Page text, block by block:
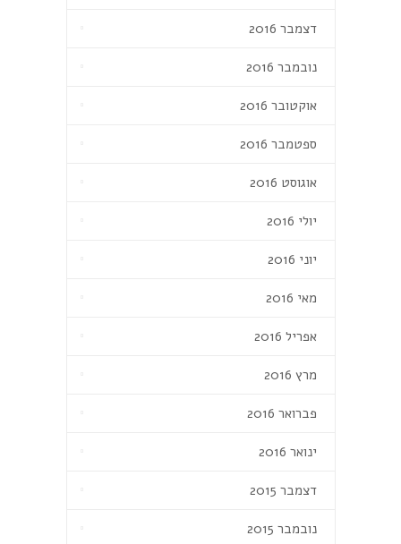
דצמבר 2016
נובמבר 2016
אוקטובר 2016
ספטמבר 2016
אוגוסט 2016
יולי 2016
יוני 2016
מאי 2016
אפריל 2016
מרץ 2016
פברואר 2016
ינואר 2016
דצמבר 2015
נובמבר 2015